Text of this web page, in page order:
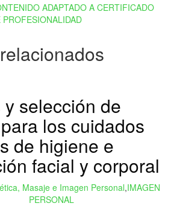
ADAPTADO A CERTIFICADO
PROFESIONALIDAD
selección de
los cuidados
de higiene e
facial y corporal
Masaje e Imagen Personal,IMAGEN
PERSONAL